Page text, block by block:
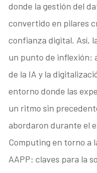
donde la gestión del
convertido en pilares
confianza digital. Así,
un punto de inflexión:
de la IA y la
entorno donde las
un ritmo sin
abordaron durante el
Computing en torno a
AAPP: claves para la